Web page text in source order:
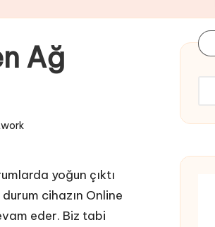
Ağ
yoğun çıktı
cihazın Online
eder. Biz tabi